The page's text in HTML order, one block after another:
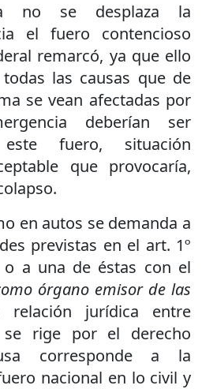
no se desplaza la
el fuero contencioso
remarcó, ya que ello
las causas que de
se vean afectadas por
deberían ser
fuero, situación
que provocaría,
en autos se demanda a
previstas en el art. 1º
o a una de éstas con el
órgano emisor de las
jurídica entre
se rige por el derecho
corresponde a la
nacional en lo civil y